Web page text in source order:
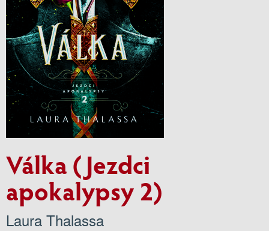
Válka (Jezdci
apokalypsy 2)
Laura Thalassa